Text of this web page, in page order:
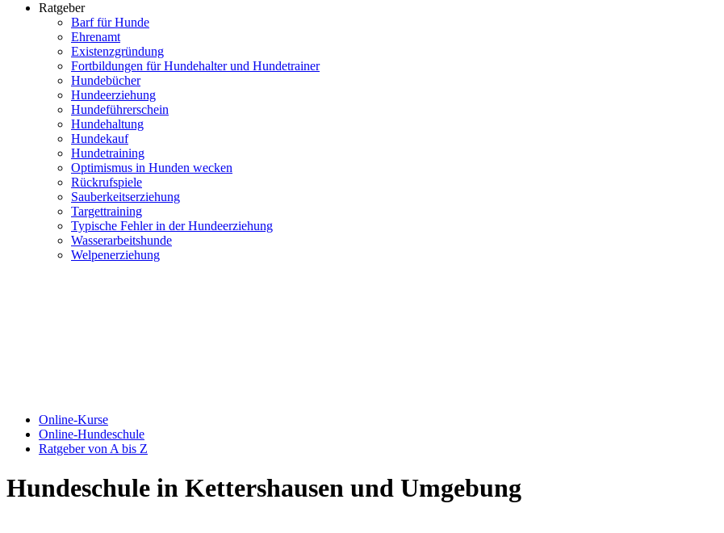
Ratgeber
Barf für Hunde
Ehrenamt
Existenzgründung
Fortbildungen für Hundehalter und Hundetrainer
Hundebücher
Hundeerziehung
Hundeführerschein
Hundehaltung
Hundekauf
Hundetraining
Optimismus in Hunden wecken
Rückrufspiele
Sauberkeitserziehung
Targettraining
Typische Fehler in der Hundeerziehung
Wasserarbeitshunde
Welpenerziehung
Online-Kurse
Online-Hundeschule
Ratgeber von A bis Z
Hundeschule in Kettershausen und Umgebung